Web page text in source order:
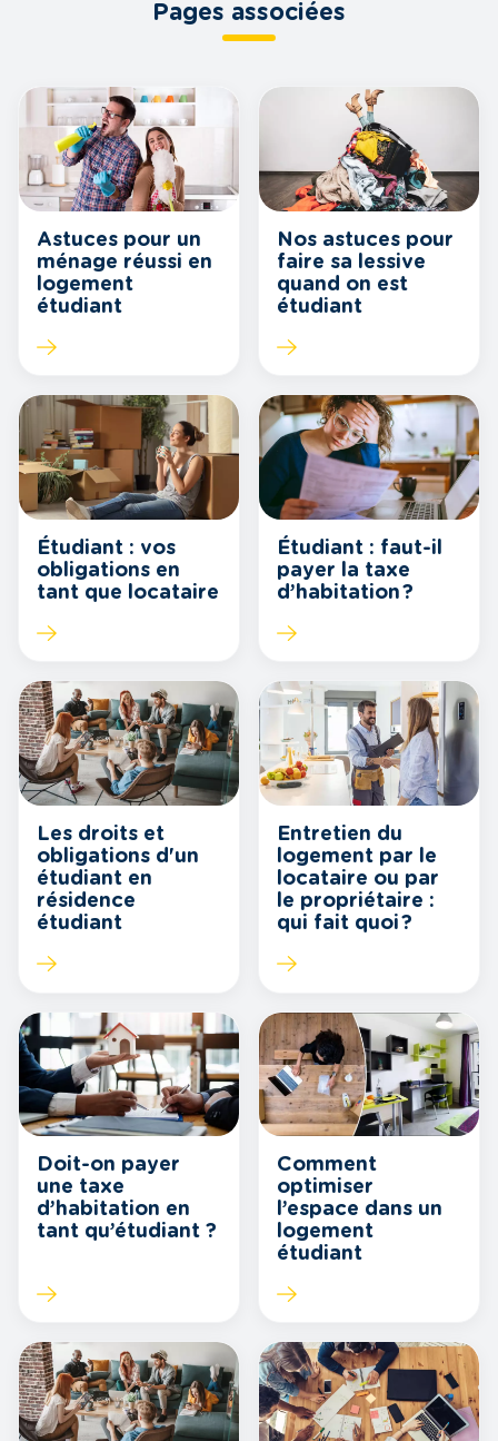
Pages associées
Astuces pour un
ménage réussi en
logement
étudiant
Nos astuces pour
faire sa lessive
quand on est
étudiant
Étudiant : vos
obligations en
tant que locataire
Étudiant : faut-il
payer la taxe
d’habitation ?
Les droits et
obligations d'un
étudiant en
résidence
étudiant
Entretien du
logement par le
locataire ou par
le propriétaire :
qui fait quoi ?
Doit-on payer
une taxe
d’habitation en
tant qu’étudiant ?
Comment
optimiser
l’espace dans un
logement
étudiant